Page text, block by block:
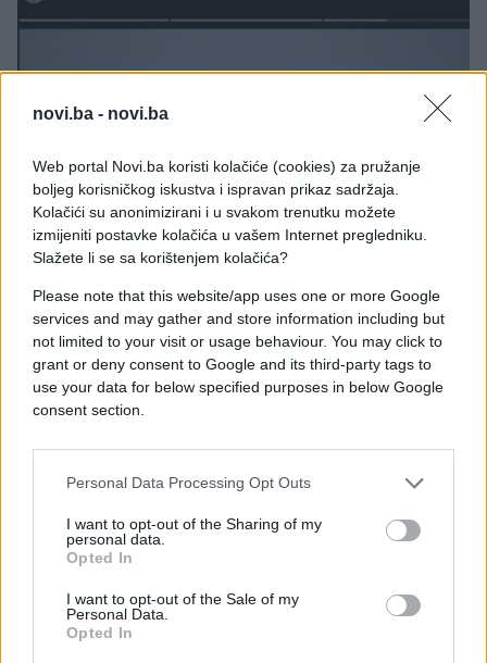
novi.ba - novi.ba
Web portal Novi.ba koristi kolačiće (cookies) za pružanje
boljeg korisničkog iskustva i ispravan prikaz sadržaja.
Kolačići su anonimizirani i u svakom trenutku možete
izmijeniti postavke kolačića u vašem Internet pregledniku.
Slažete li se sa korištenjem kolačića?
Please note that this website/app uses one or more Google
services and may gather and store information including but
not limited to your visit or usage behaviour. You may click to
grant or deny consent to Google and its third-party tags to
use your data for below specified purposes in below Google
consent section.
Personal Data Processing Opt Outs
I want to opt-out of the Sharing of my
personal data.
Opted In
I want to opt-out of the Sale of my
Personal Data.
Opted In